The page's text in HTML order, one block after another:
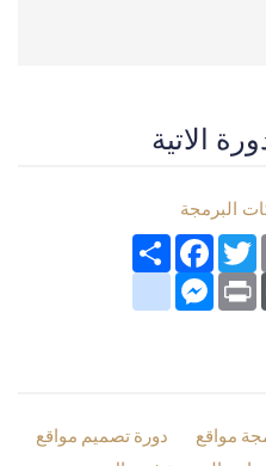
الاتية
البرمجة
انشر
FacebookTwitter
google_bookmarksMessenger Print
مواقع
دورة تصميم مواقع